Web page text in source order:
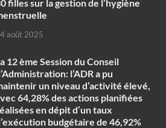
filles sur la gestion de l’hygiène
août 2025
12 ème Session du Conseil
l’ADR a pu
un niveau d’activité élevé,
64,28% des actions planifiées
en dépit d’un taux
budgétaire de 46,92%